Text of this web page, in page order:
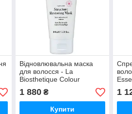
Відновлювальна маска
для волосся - La
Biosthetique Colour
Protection Structure
Restoring Mask, 100 мл
1 880₴
Купити
1